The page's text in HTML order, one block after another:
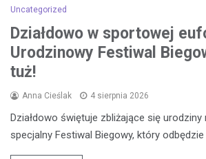
Uncategorized
Działdowo w sportowej
Urodzinowy Festiwal
tuż!
Anna Cieślak 4 sierpnia 2026
Działdowo świętuje zbliżające się
specjalny Festiwal Biegowy, który